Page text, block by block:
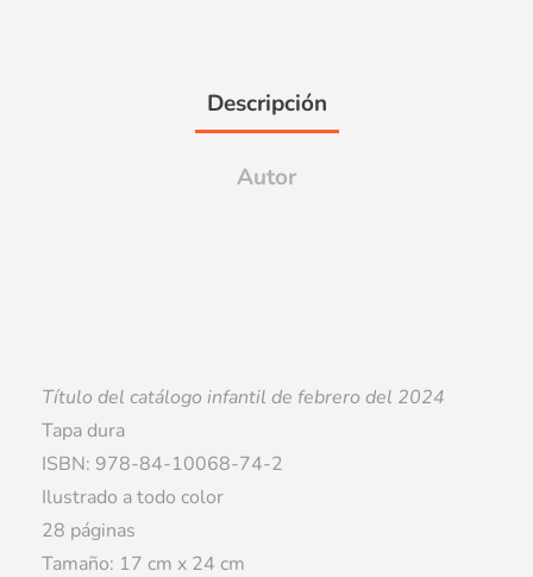
Descripción
Autor
Título del catálogo infantil de febrero del 2024
Tapa dura
ISBN: 978-84-10068-74-2
Ilustrado a todo color
28 páginas
Tamaño: 17 cm x 24 cm